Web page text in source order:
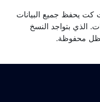
يحفظ جميع البيانات
الذي بتواجد النسخ
محفوظة.